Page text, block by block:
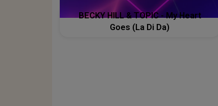
BECKY HILL & TOPIC - My Heart
Goes (La Di Da)